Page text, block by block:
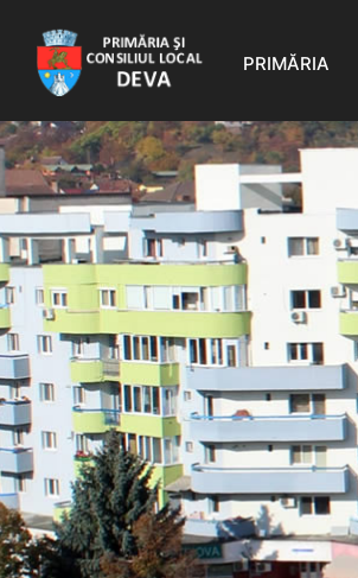
PRIMĂRIA